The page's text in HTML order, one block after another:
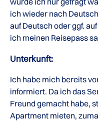
ich wieder nach
auf Deutsch oder ggf.
ich meinen Reisepass
Unterkunft:
Ich habe mich bereits
informiert. Da ich das
Freund gemacht habe,
Apartment mieten,